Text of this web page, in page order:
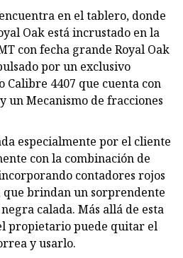
en el tablero, donde
Oak está incrustado en la
con fecha grande Royal Oak
por un exclusivo
4407 que cuenta con
un Mecanismo de fracciones
especialmente por el cliente
con la combinación de
contadores rojos
brindan un sorprendente
calada. Más allá de esta
propietario puede quitar el
y usarlo.